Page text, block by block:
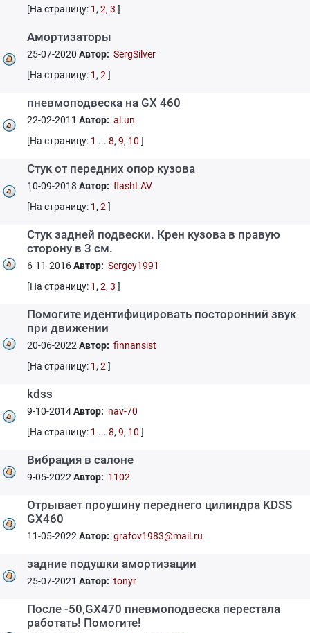
[На страницу: 1 , 2, 3 ]
Амортизаторы
25-07-2020 Автор: SergSilver
[На страницу: 1 , 2 ]
пневмоподвеска на GX 460
22-02-2011 Автор: al.un
[На страницу: 1 ... 8, 9, 10 ]
Стук от передних опор кузова
10-09-2018 Автор: flashLAV
[На страницу: 1 , 2 ]
Стук задней подвески. Крен кузова в правую
сторону в 3 см.
6-11-2016Автор: Sergey1991
[На страницу: 1 , 2, 3 ]
Помогите идентифицировать посторонний звук
при движении
20-06-2022 Автор: finnansist
[На страницу: 1 , 2 ]
kdss
9-10-2014Автор: nav-70
[На страницу: 1 ... 8, 9, 10 ]
Вибрация в салоне
9-05-2022 Автор: 1102
Отрывает проушину переднего цилиндра KDSS
GX460
11-05-2022 Автор: grafov1983@mail.ru
задние подушки амортизации
25-07-2021 Автор: tonyr
После -50,GX470 пневмоподвеска перестала
работать! Помогите!